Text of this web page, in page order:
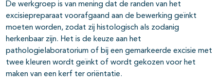
De werkgroep is van mening dat de randen van het
excisiepreparaat voorafgaand aan de bewerking geïnkt
moeten worden, zodat zij histologisch als zodanig
herkenbaar zijn. Het is de keuze aan het
pathologielaboratorium of bij een gemarkeerde excisie met
twee kleuren wordt geïnkt of wordt gekozen voor het
maken van een kerf ter oriëntatie.